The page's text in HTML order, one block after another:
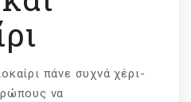
πάνε συχνά χέρι-
να